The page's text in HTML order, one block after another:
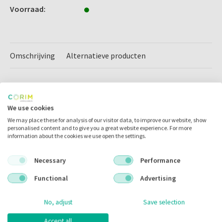
Voorraad:
Omschrijving Alternatieve producten
Omschrijving
K-Files / Stainless Steel
- Reinigen van het wortelkanaal en het vormgeven van instrumenten
- biedt superieure snij efficiëntie bij het inbrengen, terugtrekking en
- ergonomische kleurcodering van de handle biedt comfort en
uitstekende feedback
We use cookies
We may place these for analysis of our visitor data, to improve our website, show
personalised content and to give you a great website experience. For more
information about the cookies we use open the settings.
Necessary
Performance
Functional
Advertising
No, adjust Save selection